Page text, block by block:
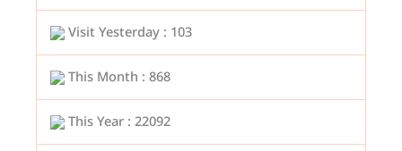
Visit Yesterday : 103
This Month : 868
This Year : 22092